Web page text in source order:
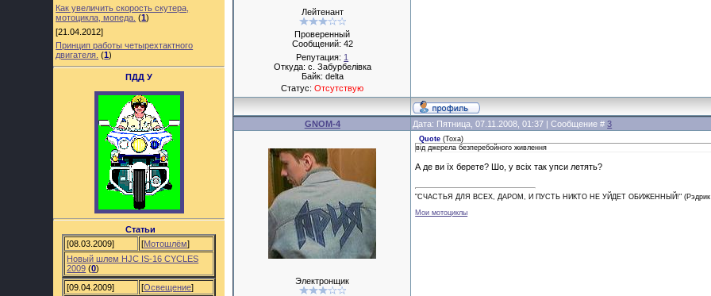
Как увеличить скорость скутера,
мотоцикла, мопеда. (1)
[21.04.2012]
Принцип работы четырехтактного
двигателя. (1)
ПДД У
Статьи
[08.03.2009]
[Мотошлём]
Новый шлем HJC IS-16 CYCLES
2009 (0)
[09.04.2009]
[Освещение]
Лейтенант
Проверенный
Сообщений: 42
Репутация: 1
Откуда: с. Забурбелівка
Байк: delta
Статус:Отсутствую
GNOM-4 Дата: Пятница, 07.11.2008, 01:37 | Сообщение #3
Электронщик
Quote (Тоха)
від джерела безперебойного живлення
А де ви їх берете? Шо, у всіх так упси летять?
"СЧАСТЬЯ ДЛЯ ВСЕХ, ДАРОМ, И ПУСТЬ НИКТО НЕ УЙДЕТ ОБИЖЕННЫЙ!" (Рэдрик
Мои мотоциклы